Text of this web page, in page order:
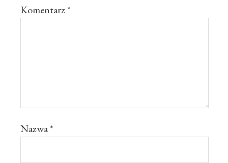
Komentarz*
Nazwa*